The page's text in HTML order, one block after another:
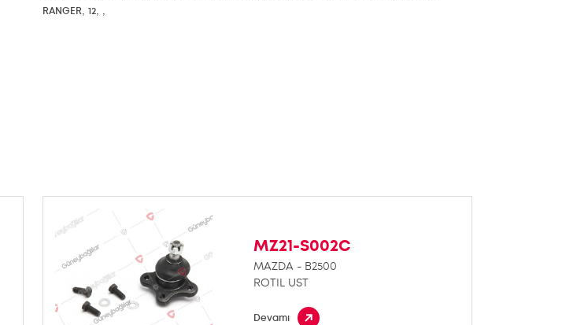
RANGER, 12, ,
MZ21-S002C
MAZDA - B2500
ROTIL UST
Devamı